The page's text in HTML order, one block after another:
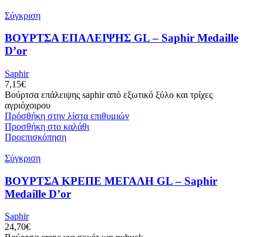
Σύγκριση
ΒΟΥΡΤΣΑ ΕΠΑΛΕΙΨΗΣ GL – Saphir Medaille
D’or
Saphir
7,15€
Βούρτσα επάλειψης saphir από εξωτικό ξύλο και τρίχες
αγριόχοιρου
Πρόσθήκη στην λίστα επιθυμιών
Προσθήκη στο καλάθι
Προεπισκόπηση
Σύγκριση
ΒΟΥΡΤΣΑ ΚΡΕΠΕ ΜΕΓΑΛΗ GL – Saphir
Medaille D’or
Saphir
24,70€